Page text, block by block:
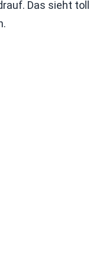
Das sieht toll